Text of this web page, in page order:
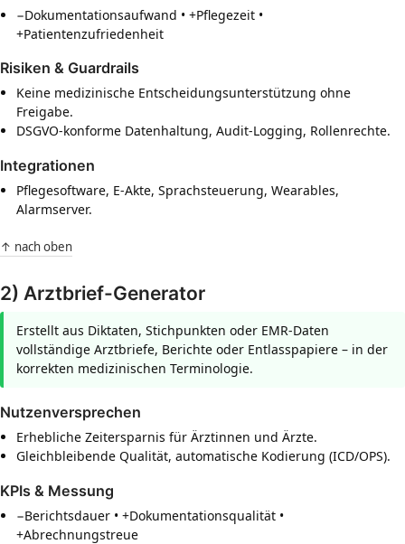
−Dokumentationsaufwand • +Pflegezeit •
+Patientenzufriedenheit
Risiken & Guardrails
Keine medizinische Entscheidungsunterstützung ohne
Freigabe.
DSGVO-konforme Datenhaltung, Audit-Logging, Rollenrechte.
Integrationen
Pflegesoftware, E-Akte, Sprachsteuerung, Wearables,
Alarmserver.
↑ nach oben
2) Arztbrief-Generator
Erstellt aus Diktaten, Stichpunkten oder EMR-Daten
vollständige Arztbriefe, Berichte oder Entlasspapiere – in der
korrekten medizinischen Terminologie.
Nutzenversprechen
Erhebliche Zeitersparnis für Ärztinnen und Ärzte.
Gleichbleibende Qualität, automatische Kodierung (ICD/OPS).
KPIs & Messung
−Berichtsdauer • +Dokumentationsqualität •
+Abrechnungstreue